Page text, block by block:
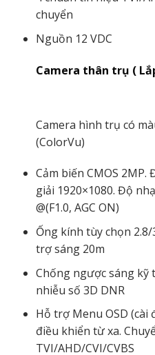
chuyển
Nguồn 12 VDC
Camera thân trụ (
Camera hình trụ có
(ColorVu)
Cảm biến CMOS 2MP.
giải 1920×1080. Độ
@(F1.0, AGC ON)
Ống kính tùy chọn
trợ sáng 20m
Chống ngược sáng kỹ
nhiễu số 3D DNR
Hỗ trợ Menu OSD (cài
điều khiển từ xa.
TVI/AHD/CVI/CVBS